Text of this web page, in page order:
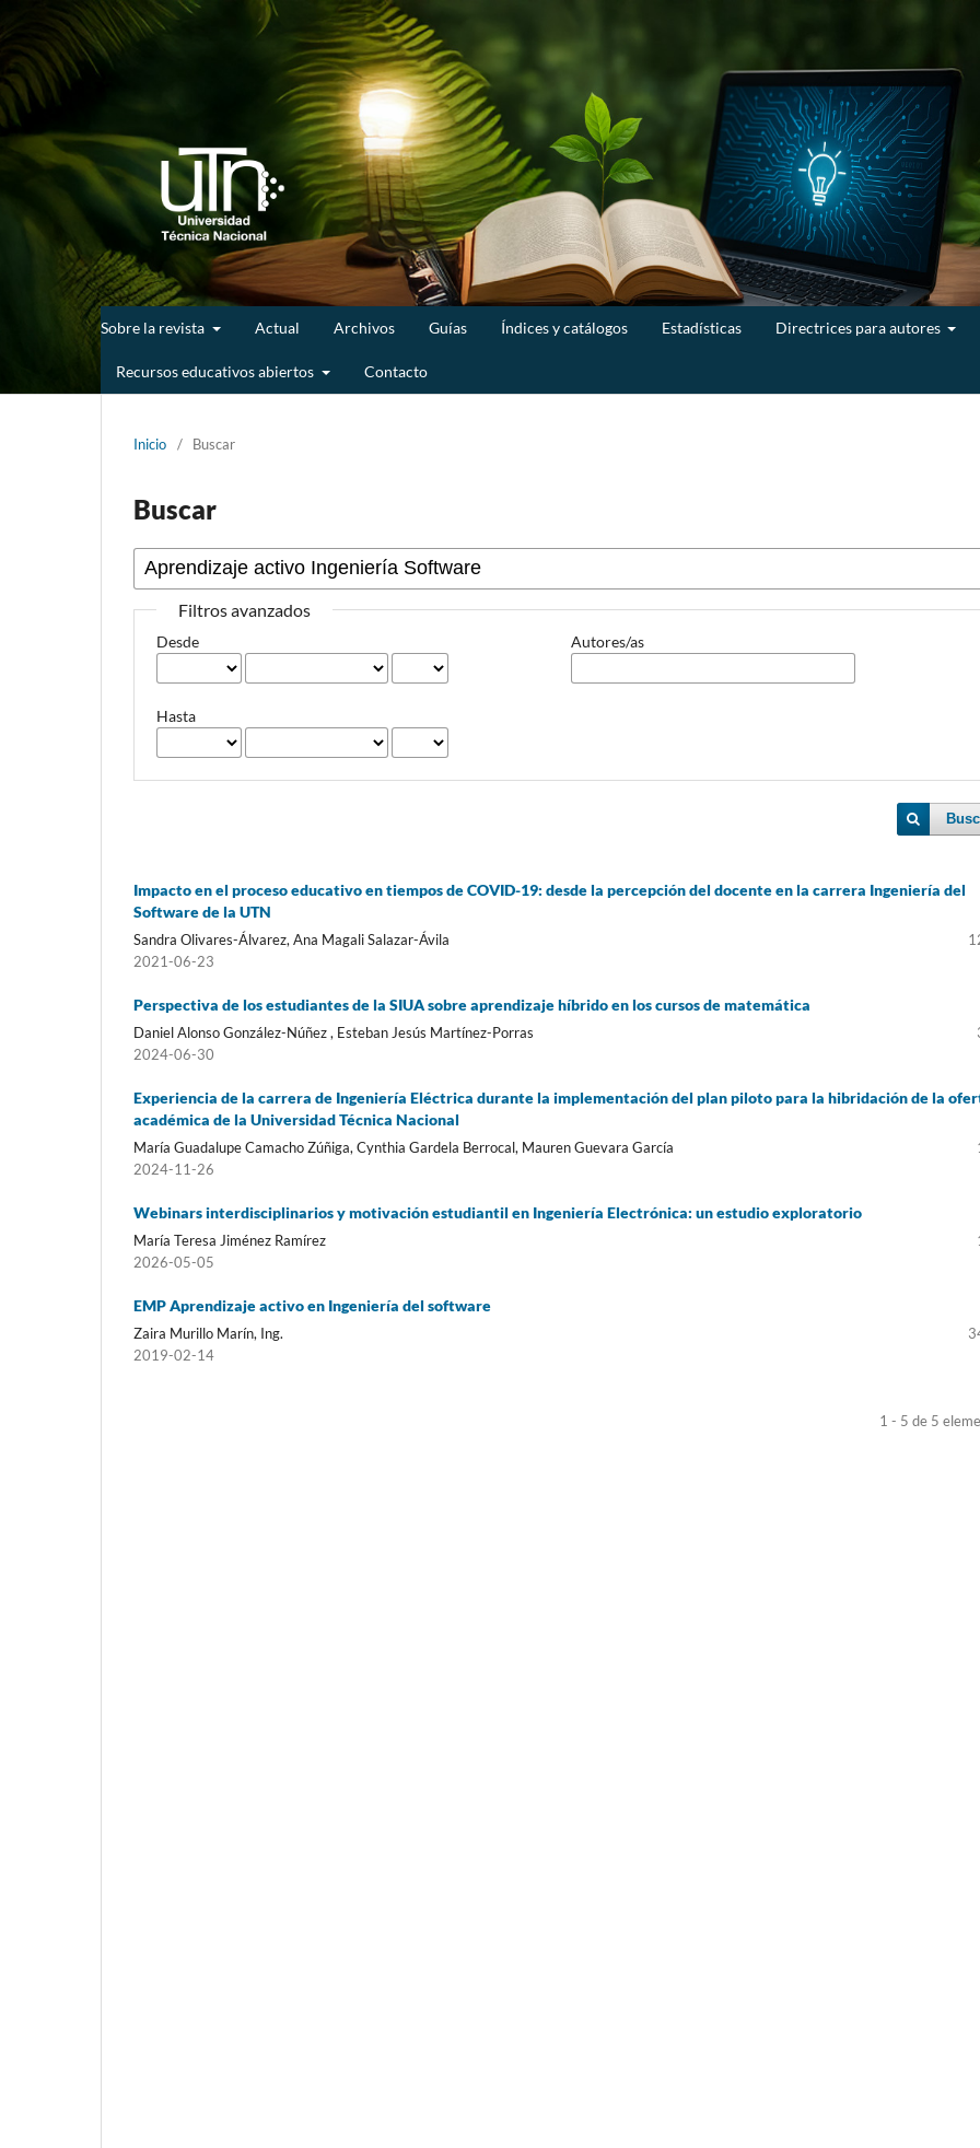
Sobre la revista Actual Archivos Guías Índices y catálogos Estadísticas Directrices para autores
Recursos educativos abiertos Contacto
Inicio / Buscar
Buscar
Filtros avanzados
Desde
Hasta
Autores/as
Impacto en el proceso educativo en tiempos de COVID-19: desde la percepción del docente en la carrera Ingeniería del
Software de la UTN
Sandra Olivares-Álvarez, Ana Magali Salazar-Ávila
2021-06-23
Perspectiva de los estudiantes de la SIUA sobre aprendizaje híbrido en los cursos de matemática
Daniel Alonso González-Núñez , Esteban Jesús Martínez-Porras
2024-06-30
Experiencia de la carrera de Ingeniería Eléctrica durante la implementación del plan piloto para la hibridación de la
académica de la Universidad Técnica Nacional
María Guadalupe Camacho Zúñiga, Cynthia Gardela Berrocal, Mauren Guevara García
2024-11-26
Webinars interdisciplinarios y motivación estudiantil en Ingeniería Electrónica: un estudio exploratorio
María Teresa Jiménez Ramírez
2026-05-05
EMP Aprendizaje activo en Ingeniería del software
Zaira Murillo Marín, Ing.
2019-02-14
1 - 5 de 5